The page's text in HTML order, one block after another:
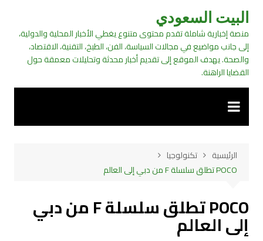
التجاوز
المحتوى
البيت السعودي
منصة إخبارية شاملة تقدم محتوى متنوع يغطي الأخبار المحلية والدولية،
إلى جانب مواضيع في مجالات السياسة، الفن، الطبخ، التقنية، الاقتصاد،
والصحة. يهدف الموقع إلى تقديم أخبار محدثة وتحليلات معمقة حول
القضايا الراهنة.
الرئيسية
تكنولوجيا
POCO تطلق سلسلة F من دبي إلى العالم
POCO تطلق سلسلة F من دبي
إلى العالم